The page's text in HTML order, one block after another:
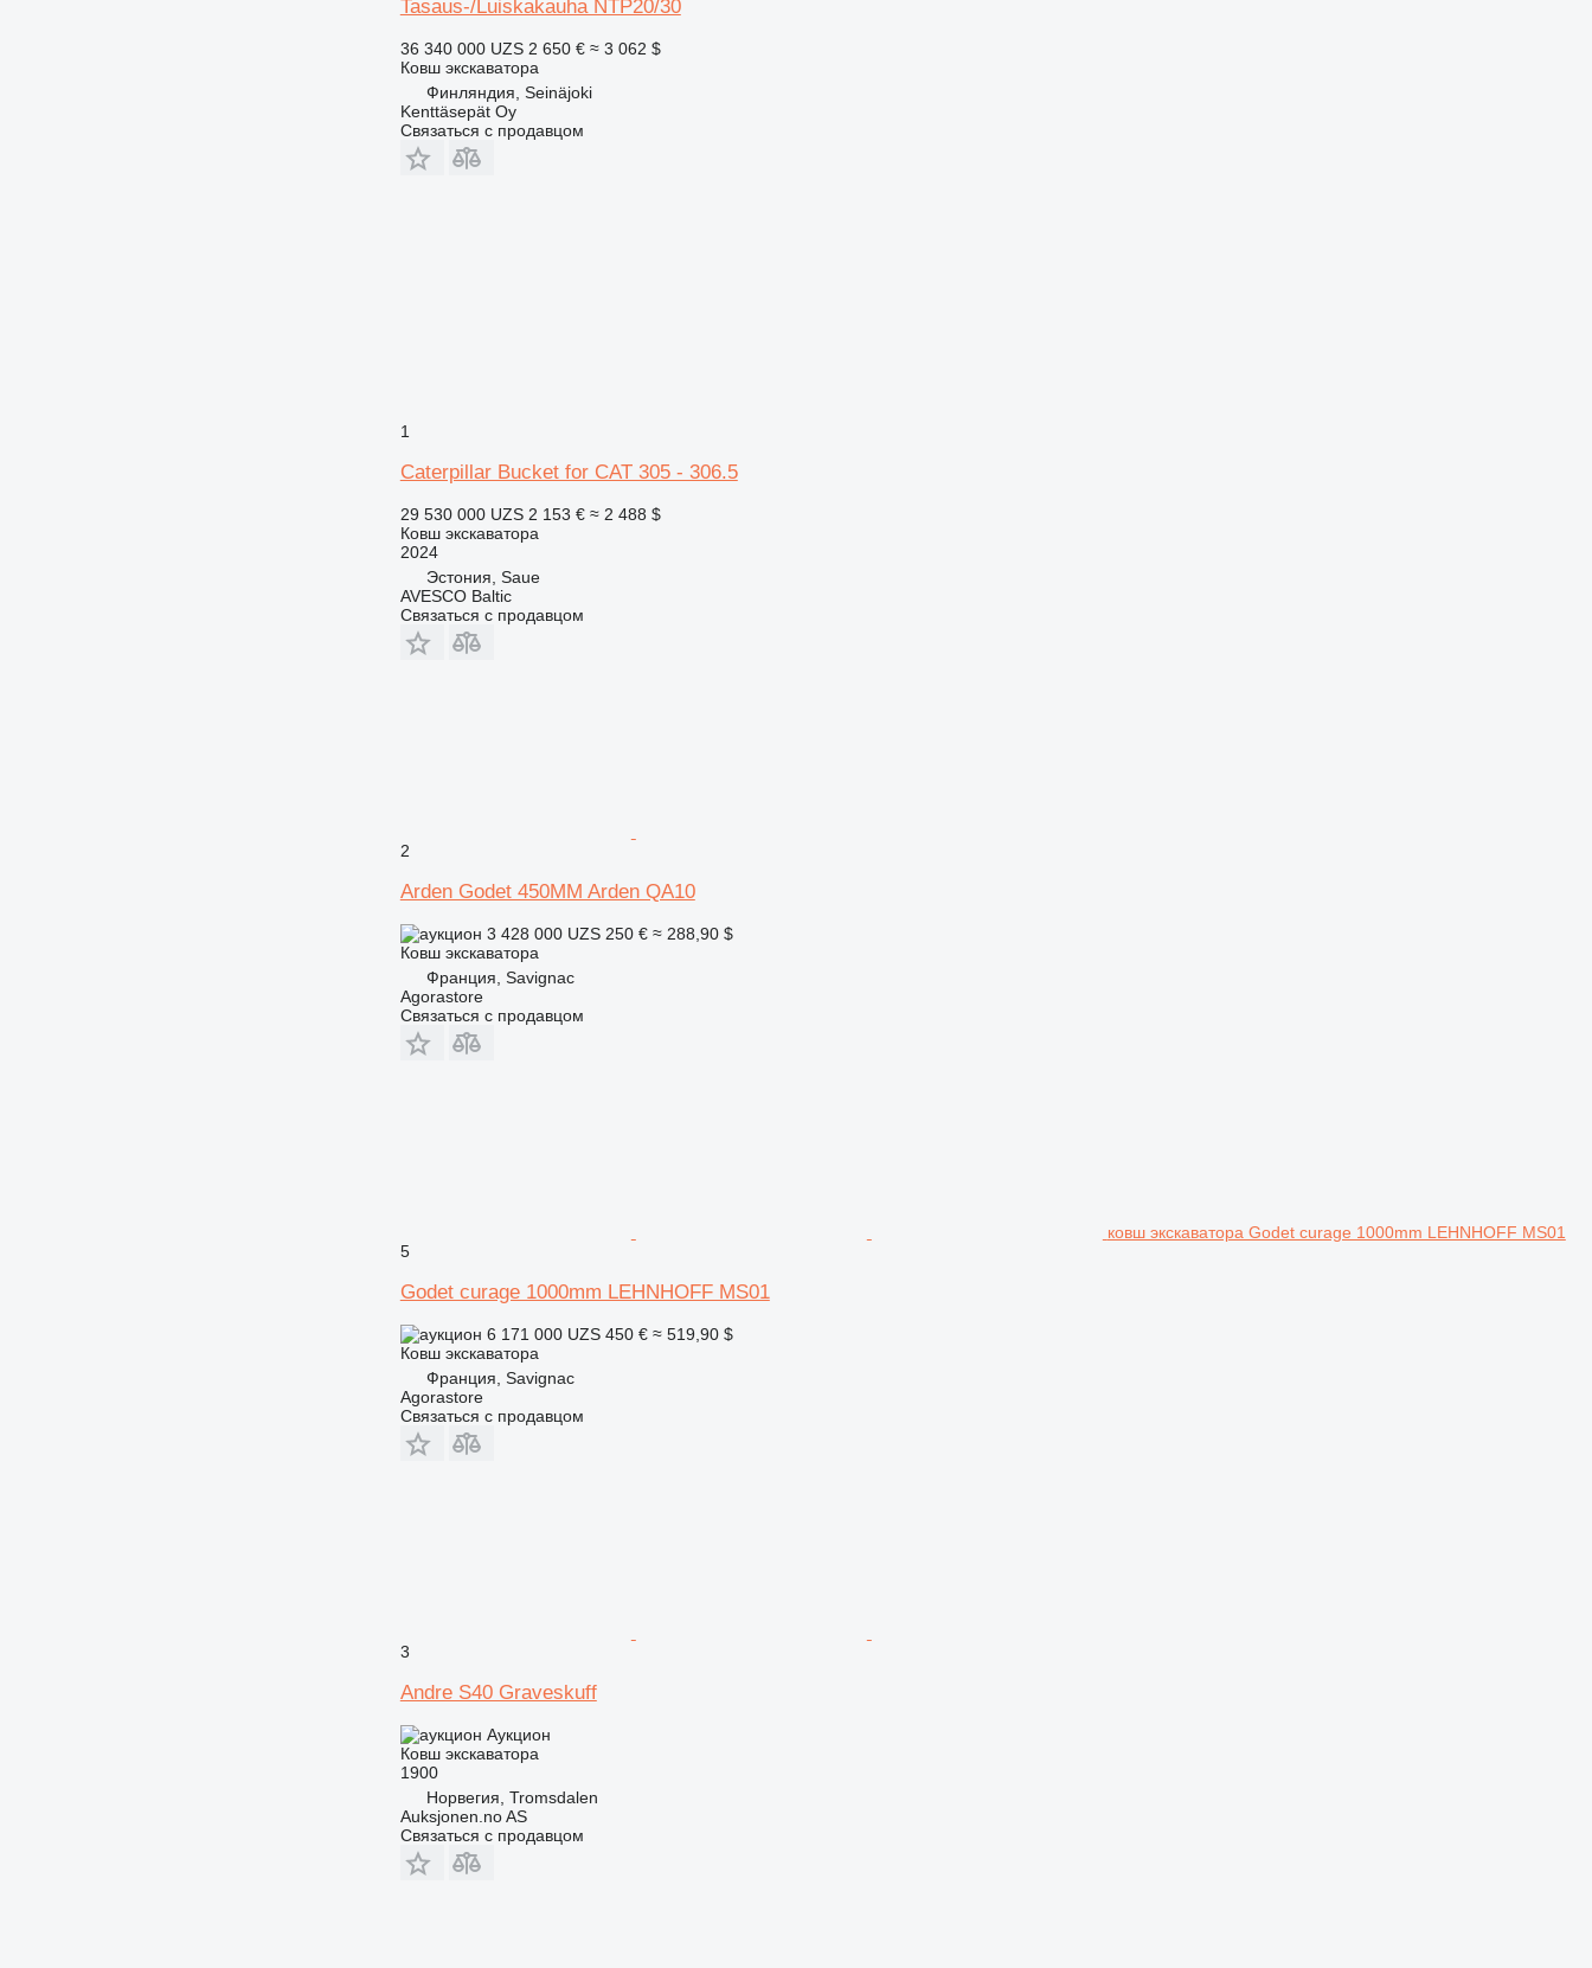
Tasaus-/Luiskakauha NTP20/30
36 340 000 UZS 2 650 € ≈ 3 062 $
Ковш экскаватора
Финляндия, Seinäjoki
Kenttäsepät Oy
Связаться с продавцом
1
Caterpillar Bucket for CAT 305 - 306.5
29 530 000 UZS 2 153 € ≈ 2 488 $
Ковш экскаватора
2024
Эстония, Saue
AVESCO Baltic
Связаться с продавцом
2
Arden Godet 450MM Arden QA10
3 428 000 UZS 250 € ≈ 288,90 $
Ковш экскаватора
Франция, Savignac
Agorastore
Связаться с продавцом
ковш экскаватора Godet curage 1000mm LEHNHOFF MS01
5
Godet curage 1000mm LEHNHOFF MS01
6 171 000 UZS 450 € ≈ 519,90 $
Ковш экскаватора
Франция, Savignac
Agorastore
Связаться с продавцом
3
Andre S40 Graveskuff
Аукцион
Ковш экскаватора
1900
Норвегия, Tromsdalen
Auksjonen.no AS
Связаться с продавцом